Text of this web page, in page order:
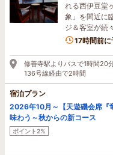
れる西伊豆堂
象」を間近に
ジ＆客室が続
1名がこの
17時間前
修善寺駅よりバスで1時間20
136号線経由で2時間
宿泊プラン
2026年10月～【天遊磯会席『
味わう～秋からの新コース
ポイント2%